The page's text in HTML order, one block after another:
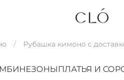
Рубашка кимоно с
ПЛАТЬЯ И